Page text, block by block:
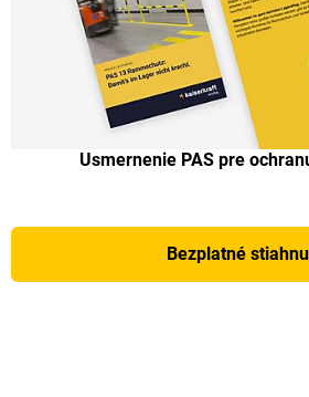
Usmernenie PAS pre
Bezplatné